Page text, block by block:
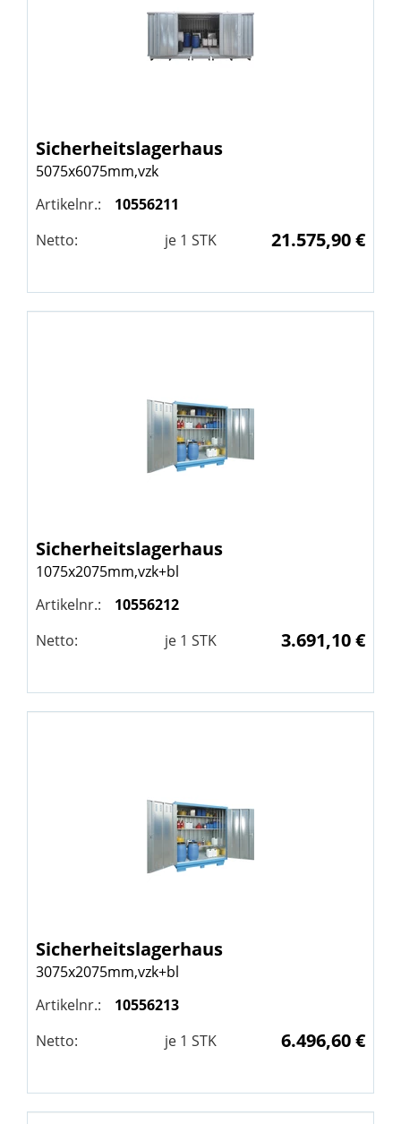
Sicherheitslagerhaus
5075x6075mm,vzk
Artikelnr.:
10556211
Netto:
je 1 STK 21.575,90 €
Sicherheitslagerhaus
1075x2075mm,vzk+bl
Artikelnr.:
10556212
Netto:
je 1 STK 3.691,10 €
Sicherheitslagerhaus
3075x2075mm,vzk+bl
Artikelnr.:
10556213
Netto:
je 1 STK 6.496,60 €